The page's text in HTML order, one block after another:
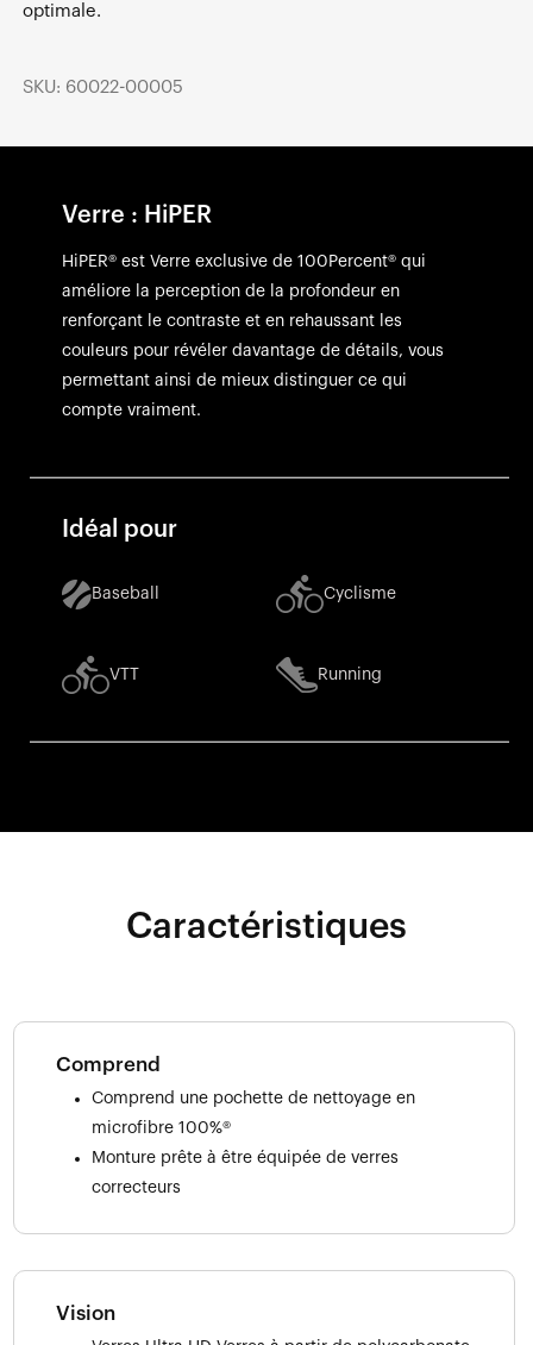
optimale.
SKU: 60022-00005
Verre : HiPER
HiPER® est Verre exclusive de 100Percent® qui
améliore la perception de la profondeur en
renforçant le contraste et en rehaussant les
couleurs pour révéler davantage de détails, vous
permettant ainsi de mieux distinguer ce qui
compte vraiment.
Idéal pour
Baseball Cyclisme
VTT Running
Caractéristiques
Comprend
Comprend une pochette de nettoyage en
microfibre 100%®
Monture prête à être équipée de verres
correcteurs
Vision